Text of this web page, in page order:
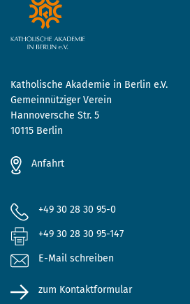
Katholische Akademie in Berlin e.V.
Gemeinnütziger Verein
Hannoversche Str. 5
10115 Berlin
Anfahrt
+49 30 28 30 95-0
+49 30 28 30 95-147
E-Mail schreiben
zum Kontaktformular